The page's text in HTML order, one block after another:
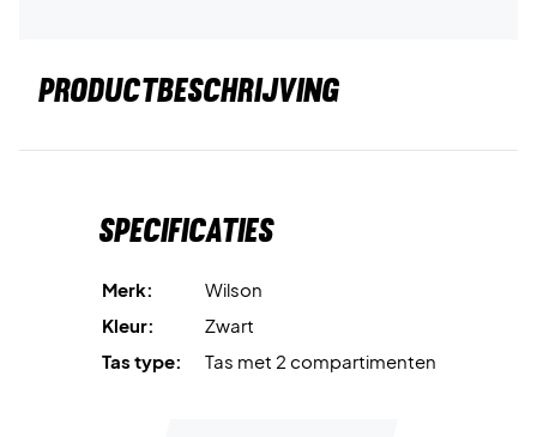
PRODUCTBESCHRIJVING
Specificaties
Merk:
Wilson
Kleur:
Zwart
Tas type:
Tas met 2 compartimenten